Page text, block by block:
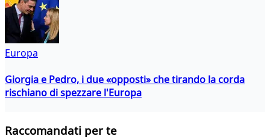
Europa
Giorgia e Pedro, i due «opposti» che tirando la corda
rischiano di spezzare l'Europa
Raccomandati per te